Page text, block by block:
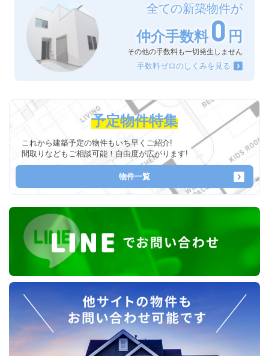
全ての新築物件が
仲介手数料 0 円
その他の手数料も一切発生しません
手数料ゼロのしくみを見る
予定物件特集
これから建築予定の物件もいち早くご紹介!
間取りなどもご相談可能！自由度が広がります!
物件一覧